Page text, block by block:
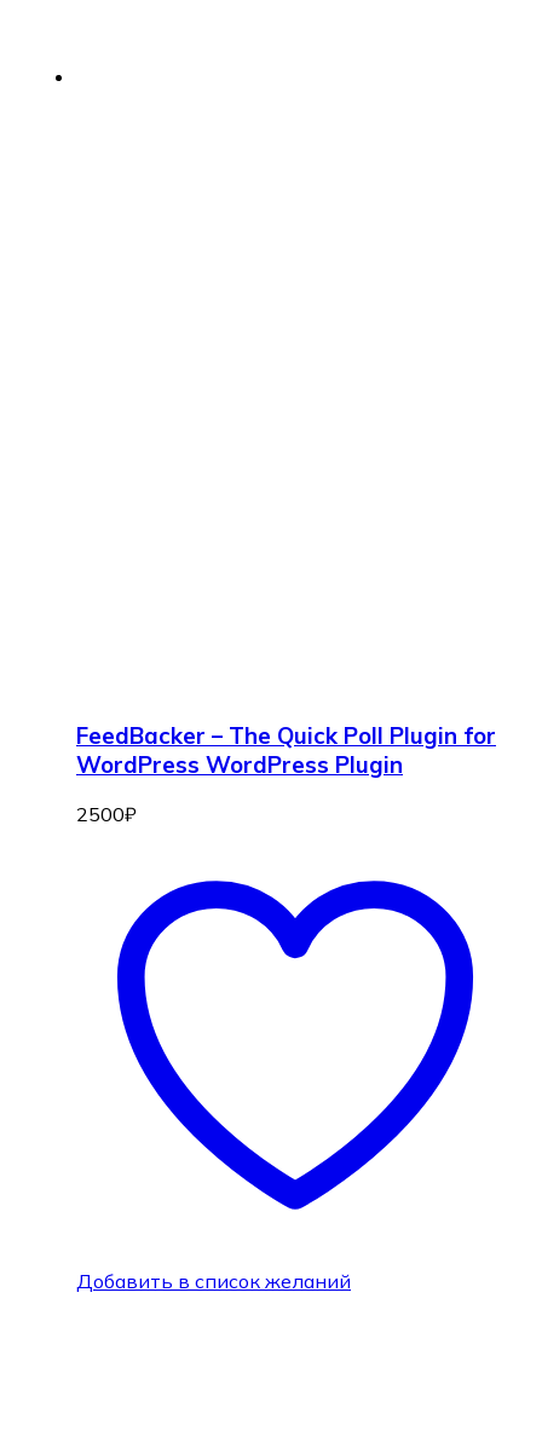
FeedBacker – The Quick Poll Plugin for
WordPress WordPress Plugin
2500₽
Добавить в список желаний